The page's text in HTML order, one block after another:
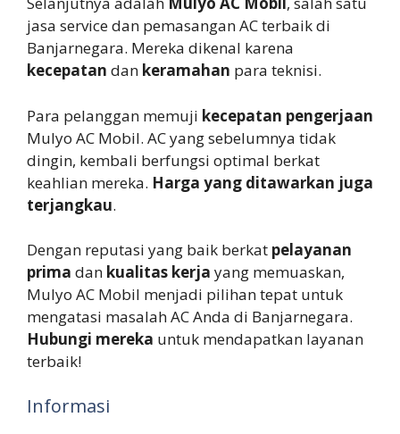
jasa service dan pemasangan AC terbaik di
Banjarnegara. Mereka dikenal karena
kecepatan dan keramahan para teknisi.
Para pelanggan memuji kecepatan pengerjaan
Mulyo AC Mobil. AC yang sebelumnya tidak
dingin, kembali berfungsi optimal berkat
keahlian mereka. Harga yang ditawarkan juga
terjangkau.
Dengan reputasi yang baik berkat pelayanan
prima dan kualitas kerja yang memuaskan,
Mulyo AC Mobil menjadi pilihan tepat untuk
mengatasi masalah AC Anda di Banjarnegara.
Hubungi mereka untuk mendapatkan layanan
terbaik!
Informasi